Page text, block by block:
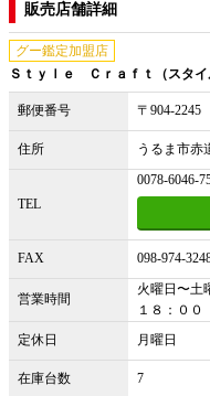
販売店舗詳細
グー鑑定加盟店
Ｓｔｙｌｅ Ｃｒａｆｔ（スタイ
郵便番号 〒904-2245
住所 うるま市赤
TEL
0078-6046-
FAX 098-974-
営業時間
火曜日〜土
１８：００
定休日
月曜日
在庫台数 7